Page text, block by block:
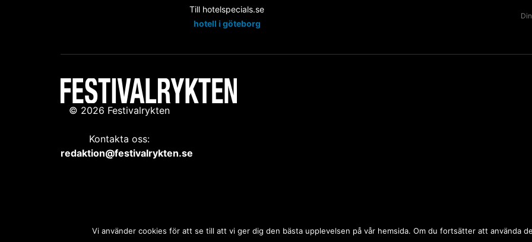
Till hotelspecials.se
hotell i göteborg
© 2026 Festivalrykten
Kontakta oss:
redaktion@festivalrykten.se
Vi använder cookies för att se till att vi ger dig den bästa upplevelsen på vår hemsida. Om du fortsätter att använda